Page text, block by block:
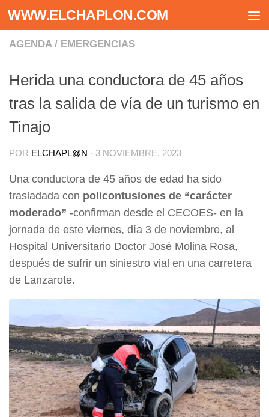
Saltar al contenido
WWW.ELCHAPLON.COM
AGENDA / EMERGENCIAS
Herida una conductora de 45 años
tras la salida de vía de un turismo en
Tinajo
POR ELCHAPL@N · 3 NOVIEMBRE, 2023
Una conductora de 45 años de edad ha sido
trasladada con policontusiones de “carácter
moderado” -confirman desde el CECOES- en la
jornada de este viernes, día 3 de noviembre, al
Hospital Universitario Doctor José Molina Rosa,
después de sufrir un siniestro vial en una carretera
de Lanzarote.